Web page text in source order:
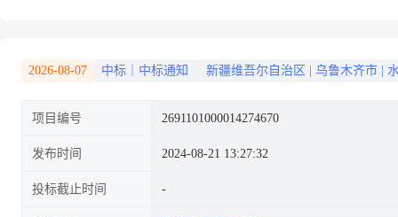
2026-08-07 中标｜中标通知 新疆维吾尔自治区 乌鲁木齐市
项目编号 2691101000014274670
发布时间 2024-08-21 13:27:32
投标截止时间